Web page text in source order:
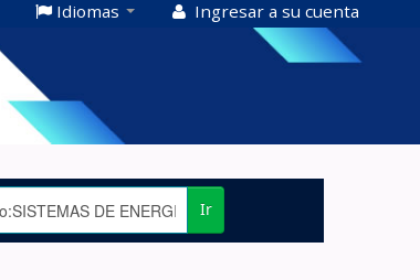
Idiomas Ingresar a su cuenta
Ir